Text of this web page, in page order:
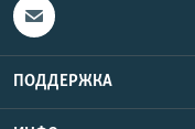
ПОДДЕРЖКА